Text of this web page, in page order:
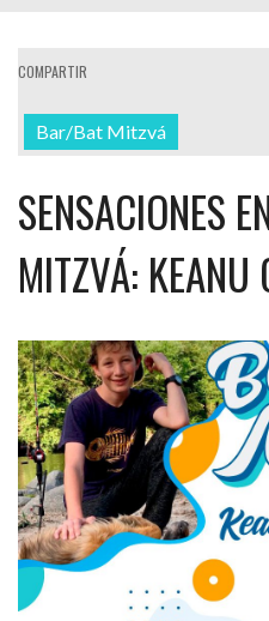
COMPARTIR
Bar/Bat Mitzvá
SENSACIONES
MITZVÁ: KEANU